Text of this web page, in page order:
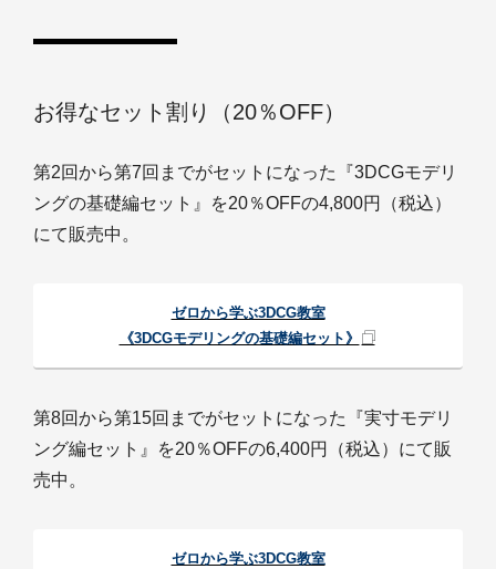
お得なセット割り（20％OFF）
第2回から第7回までがセットになった『3DCGモデリ
ングの基礎編セット』を20％OFFの4,800円（税込）
にて販売中。
ゼロから学ぶ3DCG教室
《3DCGモデリングの基礎編セット》
第8回から第15回までがセットになった『実寸モデリ
ング編セット』を20％OFFの6,400円（税込）にて販
売中。
ゼロから学ぶ3DCG教室